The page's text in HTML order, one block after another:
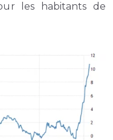
les habitants de